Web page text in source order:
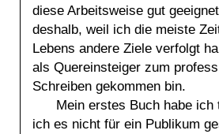
diese Arbeitsweise gut
deshalb, weil ich die meiste
Lebens andere Ziele verfolgt
als Quereinsteiger zum
Schreiben gekommen bin.
Mein erstes Buch habe
ich es nicht für ein Publikum